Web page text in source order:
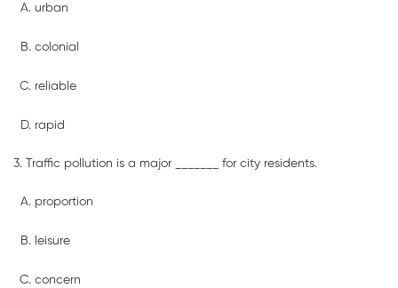
urban
colonial
reliable
rapid
3. Traffic pollution is a major _______ for city residents.
proportion
leisure
concern